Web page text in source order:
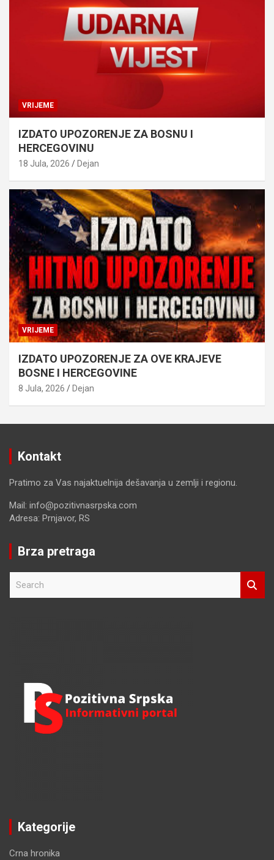
VRIJEME
IZDATO UPOZORENJE ZA BOSNU I
HERCEGOVINU
18 Jula, 2026 Dejan
VRIJEME
IZDATO UPOZORENJE ZA OVE KRAJEVE
BOSNE I HERCEGOVINE
8 Jula, 2026 Dejan
Kontakt
Pratimo za Vas najaktuelnija dešavanja u zemlji i regionu.
Mail: info@pozitivnasrpska.com
Adresa: Prnjavor, RS
Brza pretraga
Kategorije
Crna hronika